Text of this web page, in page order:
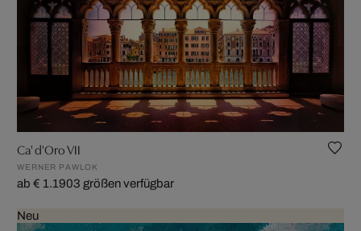
Ca' d'Oro VII
WERNER PAWLOK
ab € 1.1903 größen verfügbar
Neu